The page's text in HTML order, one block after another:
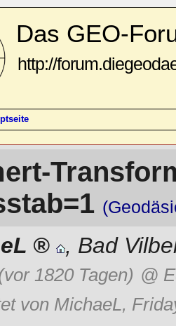
Das GEO-
http://
, Bad
1820 Tagen) @
von MichaeL,